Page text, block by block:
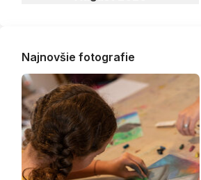
Najnovšie fotografie